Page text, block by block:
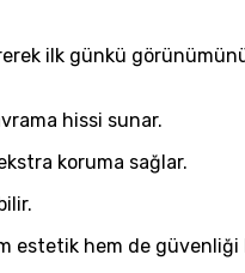
ilk günkü
hissi sunar.
koruma sağlar.
estetik hem de güvenliği